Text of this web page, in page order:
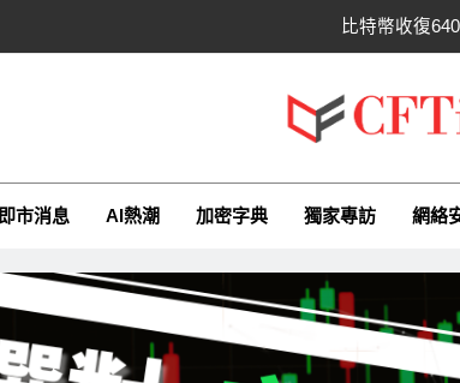
比特幣收復
比特幣
Cftime.io
CFTime與你一同探索有關AI（ChatGPT）、區塊
即市消息 AI熱潮 加密字典 獨家專訪 網絡